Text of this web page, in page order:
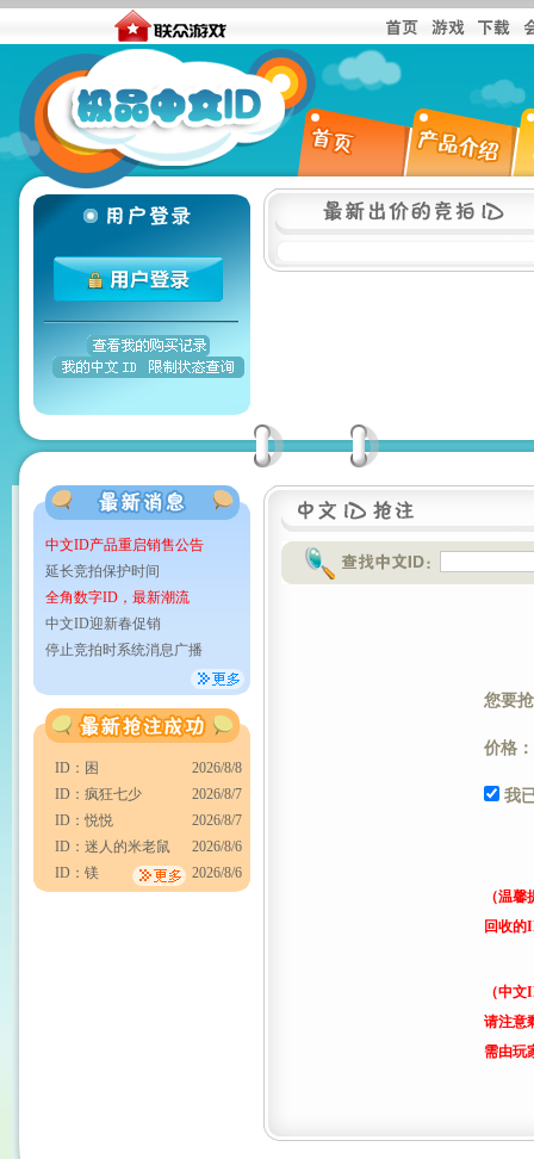
中文ID产品重启销售公告
延长竞拍保护时间
全角数字ID，最新潮流
中文ID迎新春促销
停止竞拍时系统消息广播
ID：困
2026/8/8
ID：疯狂七少
2026/8/7
ID：悦悦
2026/8/7
ID：迷人的米老鼠
2026/8/6
ID：镁
2026/8/6
您要
价格
我
（温
回收的
（中
请注意
需由玩